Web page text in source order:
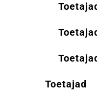
Toetajad